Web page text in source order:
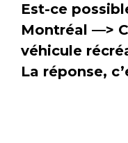
Est-ce
Montréal —>
véhicule
La réponse,